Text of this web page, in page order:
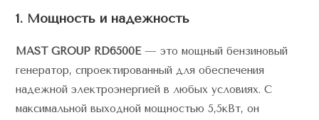
1. Мощность и надежность
MAST GROUP RD6500E — это мощный бензиновый
генератор, спроектированный для обеспечения
надежной электроэнергией в любых условиях. С
максимальной выходной мощностью 5,5кВт, он